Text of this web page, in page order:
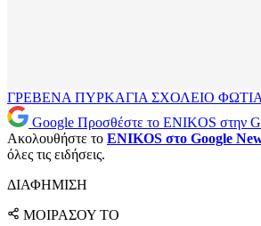
ΓΡΕΒΕΝΑ ΠΥΡΚΑΓΙΑ ΣΧΟΛΕΙΟ ΦΩΤΙΑ
Google Προσθέστε το ENIKOS στην
Ακολουθήστε το ENIKOS στο Google
όλες τις ειδήσεις.
ΔΙΑΦΗΜΙΣΗ
ΜΟΙΡΑΣΟΥ ΤΟ